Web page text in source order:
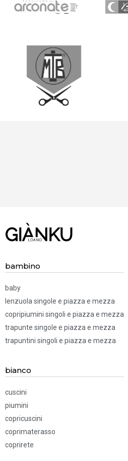
Chiamaci! 019.52
bambino
baby
lenzuola singole e piazza e mezza
copripiumini singoli e piazza e mezza
trapunte singole e piazza e mezza
trapuntini singoli e piazza e mezza
bianco
cuscini
piumini
copricuscini
coprimaterasso
coprirete